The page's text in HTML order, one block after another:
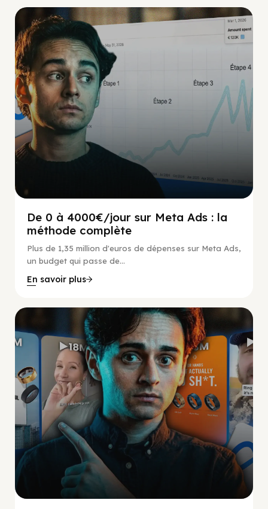
De 0 à 4000€/jour sur Meta Ads : la
méthode complète
Plus de 1,35 million d'euros de dépenses sur Meta Ads,
un budget qui passe de...
En savoir plus
Social Scaling